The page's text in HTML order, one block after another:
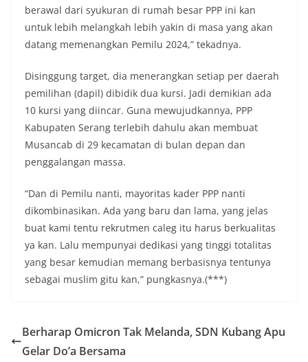
berawal dari syukuran di rumah besar PPP ini kan
untuk lebih melangkah lebih yakin di masa yang akan
datang memenangkan Pemilu 2024,” tekadnya.
Disinggung target, dia menerangkan setiap per daerah
pemilihan (dapil) dibidik dua kursi. Jadi demikian ada
10 kursi yang diincar. Guna mewujudkannya, PPP
Kabupaten Serang terlebih dahulu akan membuat
Musancab di 29 kecamatan di bulan depan dan
penggalangan massa.
“Dan di Pemilu nanti, mayoritas kader PPP nanti
dikombinasikan. Ada yang baru dan lama, yang jelas
buat kami tentu rekrutmen caleg itu harus berkualitas
ya kan. Lalu mempunyai dedikasi yang tinggi totalitas
yang besar kemudian memang berbasisnya tentunya
sebagai muslim gitu kan,” pungkasnya.(***)
Berharap Omicron Tak Melanda, SDN Kubang Apu
Gelar Do’a Bersama